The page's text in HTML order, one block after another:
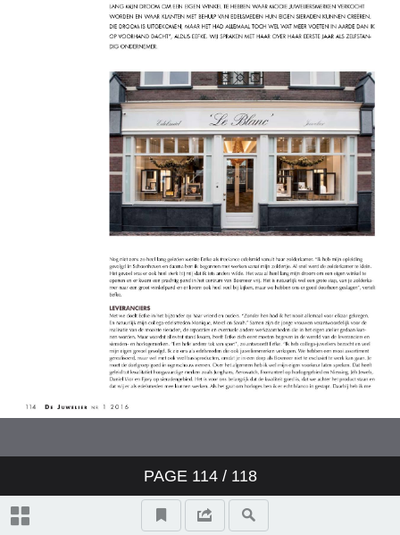
PAGE 114/ 118